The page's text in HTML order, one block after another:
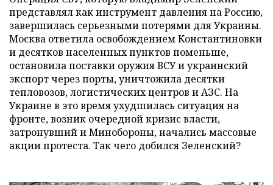
представлял как инструмент давления на Россию,
завершилась серьезными потерями для Украины.
Москва ответила освобождением Константиновки
и десятков населенных пунктов поменьше,
остановила поставки оружия ВСУ и украинский
экспорт через порты, уничтожила десятки
тепловозов, логистических центров и АЗС. На
Украине в это время ухудшилась ситуация на
фронте, возник очередной кризис власти,
затронувший и Минобороны, начались массовые
акции протеста. Так чего добился Зеленский?